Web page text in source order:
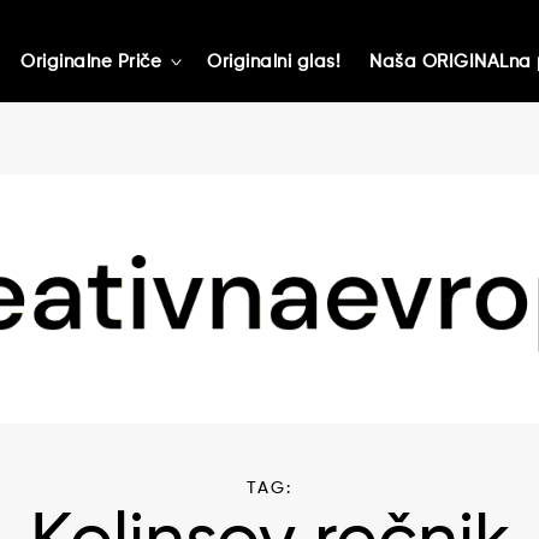
Originalne Priče toggle
Originalni glas! Naša
TAG: